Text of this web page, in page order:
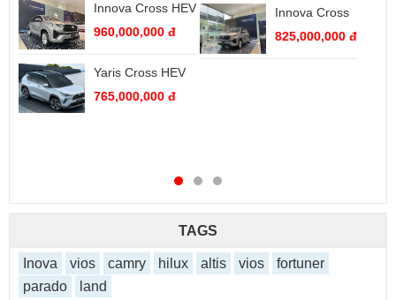
Innova Cross HEV
960,000,000 đ
Innova Cross
825,000,000 đ
Yaris Cross HEV
765,000,000 đ
TAGS
Inova vios camry hilux altis vios
fortuner
parado
land